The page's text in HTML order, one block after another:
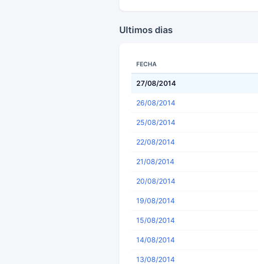
Ultimos dias
FECHA
27/08/2014
26/08/2014
25/08/2014
22/08/2014
21/08/2014
20/08/2014
19/08/2014
15/08/2014
14/08/2014
13/08/2014